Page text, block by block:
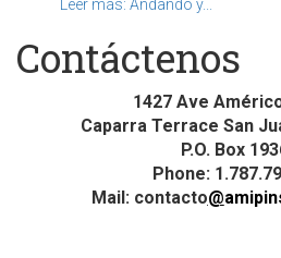
Leer más: Andando y...
Contáctenos
1427 Ave
Caparra Terrace San
P.O. Box
Phone:
Mail: contacto@